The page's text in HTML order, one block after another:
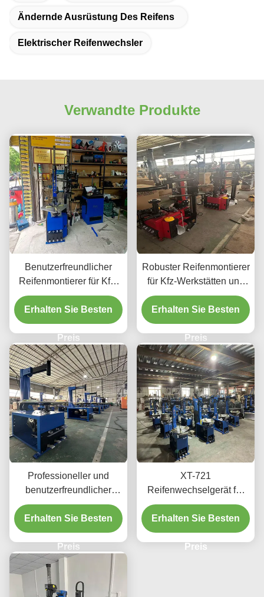
Ändernde Ausrüstung Des Reifens
Elektrischer Reifenwechsler
Verwandte Produkte
Benutzerfreundlicher
Reifenmontierer für Kfz-
Werkstätten und
Garagen, CE-zertifiziert
und einfach zu bedienen.
Erhalten Sie Besten
Preis
Robuster Reifenmontierer
für Kfz-Werkstätten und
Garagen CE-zertifiziert
und professionell
Erhalten Sie Besten
Preis
Professioneller und
benutzerfreundlicher
Reifenwechsler für Kfz-
Werkstätten und Garagen
CE-zertifiziert
Erhalten Sie Besten
Preis
XT-721
Reifenwechselgerät für
Werkstätten und Garagen
geeignet für verschiedene
Reifengrößen CE-
zertifiziert einfach zu
Erhalten Sie Besten
Preis